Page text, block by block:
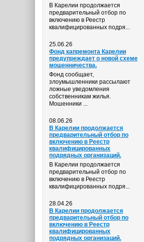
В Карелии продолжается
предварительный отбор по
включению в Реестр
квалифицированных подря...
25.06.26
Фонд капремонта Карелии
предупреждает о новой схеме
мошенничества.
Фонд сообщает,
злоумышленники рассылают
ложные уведомления
собственникам жилья.
Мошенники ...
08.06.26
В Карелии продолжается
предварительный отбор по
включению в Реестр
квалифицированных
подрядных организаций.
В Карелии продолжается
предварительный отбор по
включению в Реестр
квалифицированных подря...
28.04.26
В Карелии продолжается
предварительный отбор по
включению в Реестр
квалифицированных
подрядных организаций.